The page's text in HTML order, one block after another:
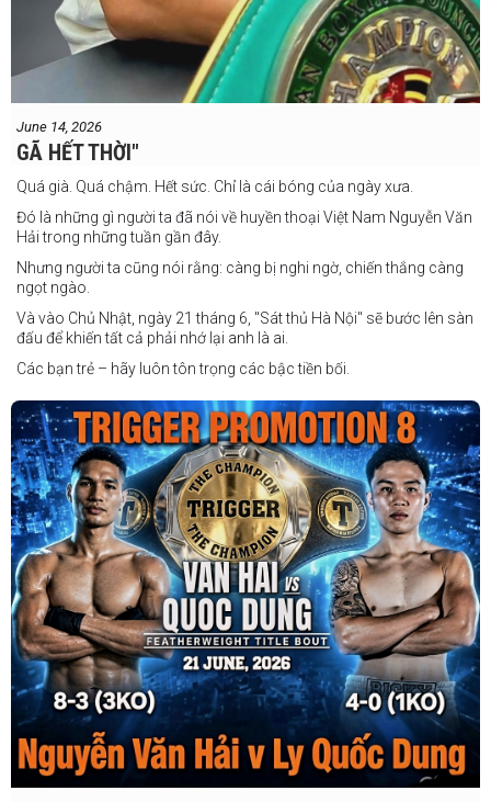
June 14, 2026
GÃ HẾT THỜI"
Quá già. Quá chậm. Hết sức. Chỉ là cái bóng của ngày xưa.
Đó là những gì người ta đã nói về huyền thoại Việt Nam Nguyễn Văn
Hải trong những tuần gần đây.
Nhưng người ta cũng nói rằng: càng bị nghi ngờ, chiến thắng càng
ngọt ngào.
Và vào Chủ Nhật, ngày 21 tháng 6, "Sát thủ Hà Nội" sẽ bước lên sàn
đấu để khiến tất cả phải nhớ lại anh là ai.
Các bạn trẻ – hãy luôn tôn trọng các bậc tiền bối.